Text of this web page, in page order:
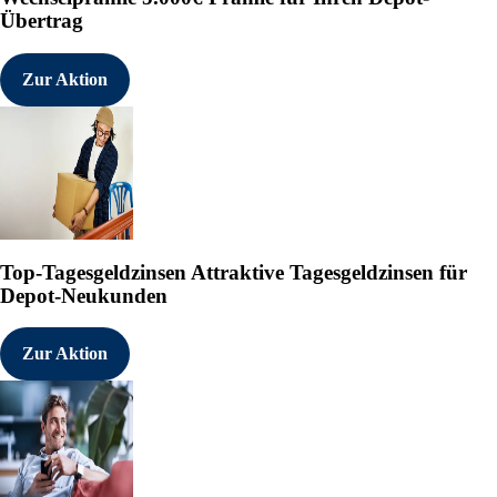
Übertrag
Zur Aktion
Top-Tagesgeldzinsen Attraktive Tagesgeldzinsen für
Depot-Neukunden
Zur Aktion